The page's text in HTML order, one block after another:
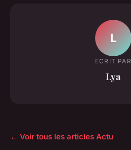
L
ECRIT PAR
Lya
← Voir tous les articles Actu